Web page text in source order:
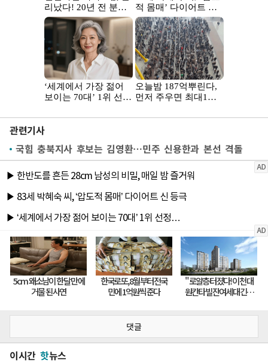
관련기사
국힘 충북지사 후보는 김영환…민주 신용한과 본선 격돌
댓글
이시간 핫뉴스